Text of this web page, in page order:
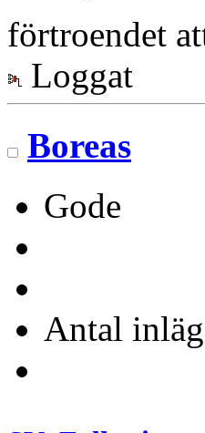
förtroendet
Loggat
Boreas
Gode
Antal